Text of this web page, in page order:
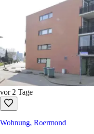
vor 2 Tage
Wohnung, Roermond